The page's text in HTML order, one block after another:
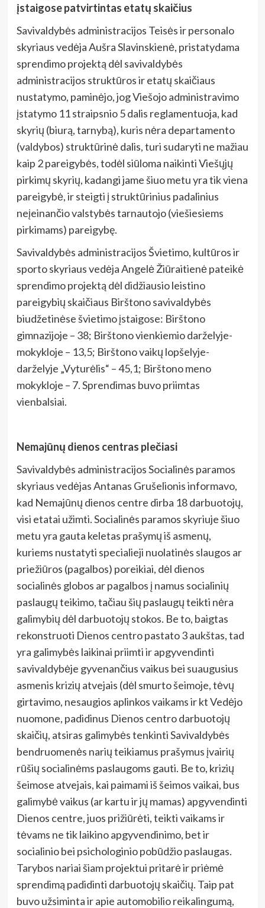
įstaigose patvirtintas etatų skaičius
Savivaldybės administracijos Teisės ir personalo
skyriaus vedėja Aušra Slavinskienė, pristatydama
sprendimo projektą dėl savivaldybės
administracijos struktūros ir etatų skaičiaus
nustatymo, paminėjo, jog Viešojo administravimo
įstatymo 11 straipsnio 5 dalis reglamentuoja, kad
skyrių (biurą, tarnybą), kuris nėra departamento
(valdybos) struktūrinė dalis, turi sudaryti ne mažiau
kaip 2 pareigybės, todėl siūloma naikinti Viešųjų
pirkimų skyrių, kadangi jame šiuo metu yra tik viena
pareigybė, ir steigti į struktūrinius padalinius
neįeinančio valstybės tarnautojo (viešiesiems
pirkimams) pareigybę.
Savivaldybės administracijos Švietimo, kultūros ir
sporto skyriaus vedėja Angelė Žiūraitienė pateikė
sprendimo projektą dėl didžiausio leistino
pareigybių skaičiaus Birštono savivaldybės
biudžetinėse švietimo įstaigose: Birštono
gimnazijoje – 38; Birštono vienkiemio darželyje-
mokykloje – 13,5; Birštono vaikų lopšelyje-
darželyje „Vyturėlis“ – 45,1; Birštono meno
mokykloje – 7. Sprendimas buvo priimtas
vienbalsiai.
Nemajūnų dienos centras plečiasi
Savivaldybės administracijos Socialinės paramos
skyriaus vedėjas Antanas Grušelionis informavo,
kad Nemajūnų dienos centre dirba 18 darbuotojų,
visi etatai užimti. Socialinės paramos skyriuje šiuo
metu yra gauta keletas prašymų iš asmenų,
kuriems nustatyti specialieji nuolatinės slaugos ar
priežiūros (pagalbos) poreikiai, dėl dienos
socialinės globos ar pagalbos į namus socialinių
paslaugų teikimo, tačiau šių paslaugų teikti nėra
galimybių dėl darbuotojų stokos. Be to, baigtas
rekonstruoti Dienos centro pastato 3 aukštas, tad
yra galimybės laikinai priimti ir apgyvendinti
savivaldybėje gyvenančius vaikus bei suaugusius
asmenis krizių atvejais (dėl smurto šeimoje, tėvų
girtavimo, nesaugios aplinkos vaikams ir kt Vedėjo
nuomone, padidinus Dienos centro darbuotojų
skaičių, atsiras galimybės tenkinti Savivaldybės
bendruomenės narių teikiamus prašymus įvairių
rūšių socialinėms paslaugoms gauti. Be to, krizių
šeimose atvejais, kai paimami iš šeimos vaikai, bus
galimybė vaikus (ar kartu ir jų mamas) apgyvendinti
Dienos centre, juos prižiūrėti, teikti vaikams ir
tėvams ne tik laikino apgyvendinimo, bet ir
socialinio bei psichologinio pobūdžio paslaugas.
Tarybos nariai šiam projektui pritarė ir priėmė
sprendimą padidinti darbuotojų skaičių. Taip pat
buvo užsiminta ir apie automobilio reikalingumą,